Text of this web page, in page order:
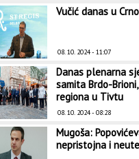
Vučić danas u
08. 10. 2024 - 11:07
Danas plenarna
samita Brdo-
regiona u Tivtu
08. 10. 2024 - 08:28
Mugoša:
nepristojna i